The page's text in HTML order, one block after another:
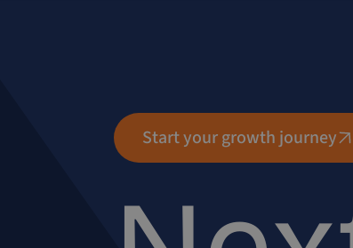
Start your growth journey